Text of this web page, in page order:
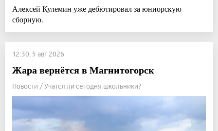
Алексей Кулемин уже дебютировал за юниорскую
сборную.
12:30, 5 авг 2026
Жара вернётся в Магнитогорск
Новости / Учатся ли сегодня школьники?